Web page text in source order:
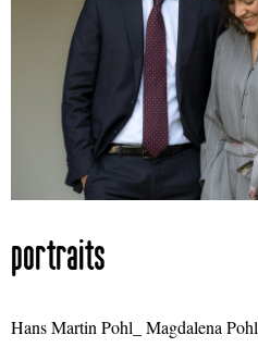
portraits
Hans Martin Pohl_ Magdalena Pohl